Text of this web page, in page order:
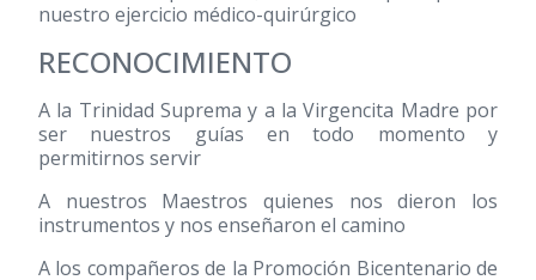
nuestro ejercicio médico-quirúrgico
RECONOCIMIENTO
A la Trinidad Suprema y a la Virgencita Madre por
ser nuestros guías en todo momento y
permitirnos servir
A nuestros Maestros quienes nos dieron los
instrumentos y nos enseñaron el camino
A los compañeros de la Promoción Bicentenario de